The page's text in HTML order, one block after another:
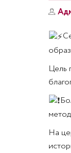
Цель
На